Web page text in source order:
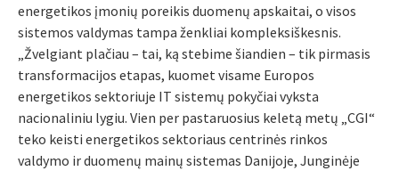
energetikos įmonių poreikis duomenų apskaitai, o visos
sistemos valdymas tampa ženkliai kompleksiškesnis.
„Žvelgiant plačiau – tai, ką stebime šiandien – tik pirmasis
transformacijos etapas, kuomet visame Europos
energetikos sektoriuje IT sistemų pokyčiai vyksta
nacionaliniu lygiu. Vien per pastaruosius keletą metų „CGI“
teko keisti energetikos sektoriaus centrinės rinkos
valdymo ir duomenų mainų sistemas Danijoje, Junginėje